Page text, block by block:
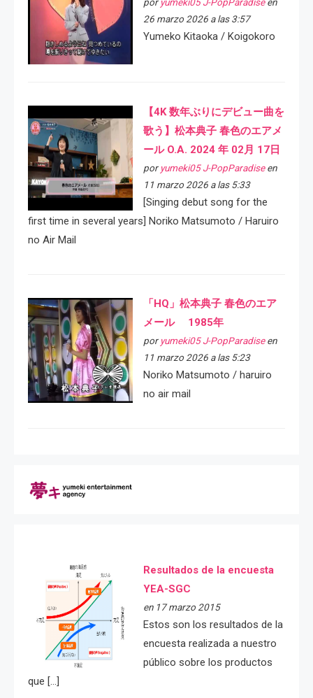
por yumeki05 J-PopParadiseen
26 marzo 2026 a las 3:57
Yumeko Kitaoka / Koigokoro
【4K 数年ぶりにデビュー曲を
歌う】松本典子 春色のエアメ
ール O.A. 2024 年 02月 17日
por yumeki05 J-PopParadiseen
11 marzo 2026 a las 5:33
[Singing debut song for the
first time in several years] Noriko Matsumoto / Haruiro
no Air Mail
「HQ」松本典子 春色のエア
メール 1985年
por yumeki05 J-PopParadiseen
11 marzo 2026 a las 5:23
Noriko Matsumoto / haruiro
no air mail
Resultados de la encuesta
YEA-SGC
en 17 marzo 2015
Estos son los resultados de la
encuesta realizada a nuestro
público sobre los productos
que […]